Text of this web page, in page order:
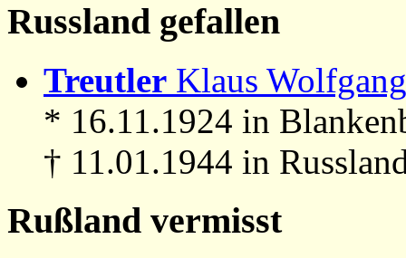
Russland gefallen
Treutler Klaus
* 16.11.1924 in
† 11.01.1944 in
Rußland vermisst